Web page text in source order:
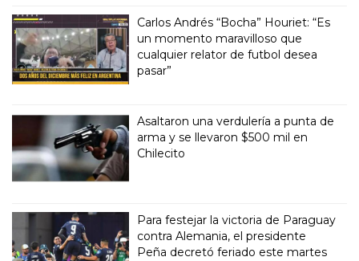
Carlos Andrés “Bocha” Houriet: “Es
un momento maravilloso que
cualquier relator de futbol desea
pasar”
Asaltaron una verdulería a punta de
arma y se llevaron $500 mil en
Chilecito
Para festejar la victoria de Paraguay
contra Alemania, el presidente
Peña decretó feriado este martes